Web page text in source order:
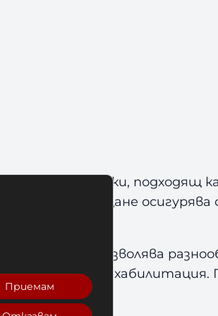
гайки, подходящ
за захващане осигурява
– и позволява
и дори
Приемам